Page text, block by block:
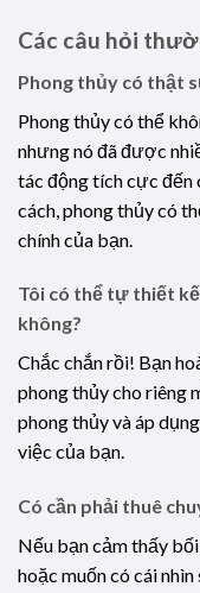
Các câu hỏi
Phong thủy có thật
Phong thủy có thể
nhưng nó đã được
tác động tích cực đến
cách, phong thủy có
chính của bạn.
Tôi có thể tự thiết
không?
Chắc chắn rồi! Bạn
phong thủy cho riêng
phong thủy và áp
việc của bạn.
Có cần phải thuê
Nếu bạn cảm thấy
hoặc muốn có cái